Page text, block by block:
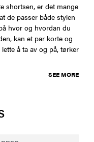
shortsen, er det mange
de passer både stylen
hvor og hvordan du
kan et par korte og
å ta av og på, tørker
SEE MORE